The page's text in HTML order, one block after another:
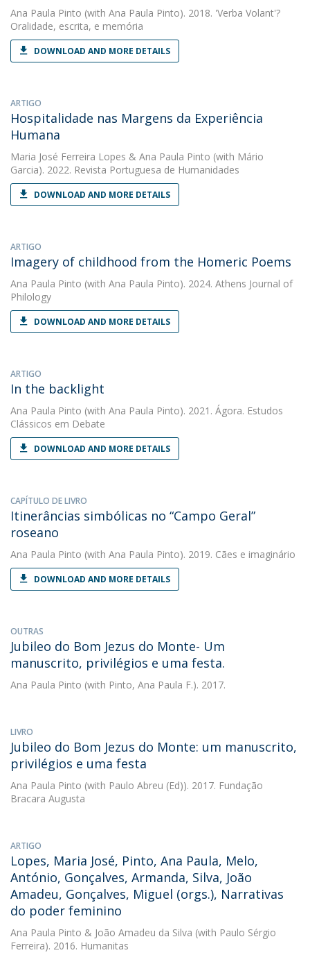
Ana Paula Pinto (with Ana Paula Pinto). 2018. 'Verba Volant'?
Oralidade, escrita, e memória
DOWNLOAD AND MORE DETAILS
ARTIGO
Hospitalidade nas Margens da Experiência
Humana
Maria José Ferreira Lopes & Ana Paula Pinto (with Mário
Garcia). 2022. Revista Portuguesa de Humanidades
DOWNLOAD AND MORE DETAILS
ARTIGO
Imagery of childhood from the Homeric Poems
Ana Paula Pinto (with Ana Paula Pinto). 2024. Athens Journal of
Philology
DOWNLOAD AND MORE DETAILS
ARTIGO
In the backlight
Ana Paula Pinto (with Ana Paula Pinto). 2021. Ágora. Estudos
Clássicos em Debate
DOWNLOAD AND MORE DETAILS
CAPÍTULO DE LIVRO
Itinerâncias simbólicas no “Campo Geral”
roseano
Ana Paula Pinto (with Ana Paula Pinto). 2019. Cães e imaginário
DOWNLOAD AND MORE DETAILS
OUTRAS
Jubileo do Bom Jezus do Monte- Um
manuscrito, privilégios e uma festa.
Ana Paula Pinto (with Pinto, Ana Paula F.). 2017.
LIVRO
Jubileo do Bom Jezus do Monte: um manuscrito,
privilégios e uma festa
Ana Paula Pinto (with Paulo Abreu (Ed)). 2017. Fundação
Bracara Augusta
ARTIGO
Lopes, Maria José, Pinto, Ana Paula, Melo,
António, Gonçalves, Armanda, Silva, João
Amadeu, Gonçalves, Miguel (orgs.), Narrativas
do poder feminino
Ana Paula Pinto & João Amadeu da Silva (with Paulo Sérgio
Ferreira). 2016. Humanitas